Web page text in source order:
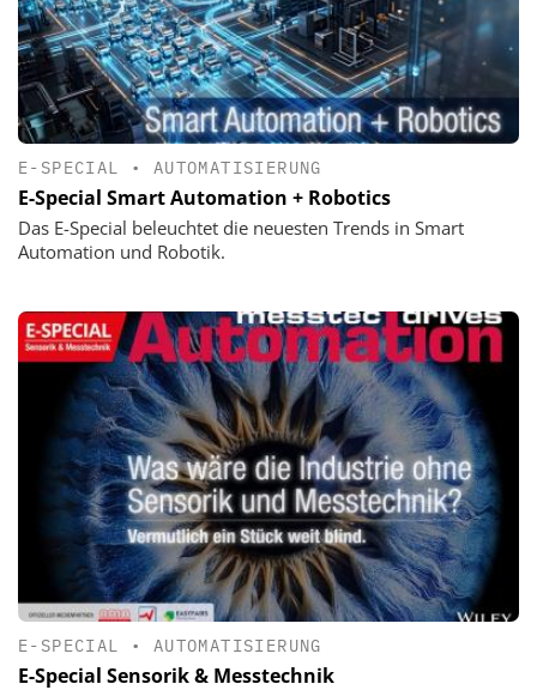
E-SPECIAL • AUTOMATISIERUNG
E-Special Smart Automation + Robotics
Das E-Special beleuchtet die neuesten Trends in Smart
Automation und Robotik.
E-SPECIAL • AUTOMATISIERUNG
E-Special Sensorik & Messtechnik